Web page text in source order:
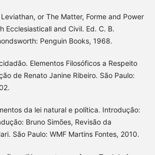
Leviathan, or The Matter, Forme and Power
Ecclesiasticall and Civil. Ed. C. B.
Penguin Books, 1968.
cidadão. Elementos Filosóficos a Respeito
de Renato Janine Ribeiro. São Paulo:
da lei natural e política. Introdução:
Bruno Simões, Revisão da
São Paulo: WMF Martins Fontes, 2010.